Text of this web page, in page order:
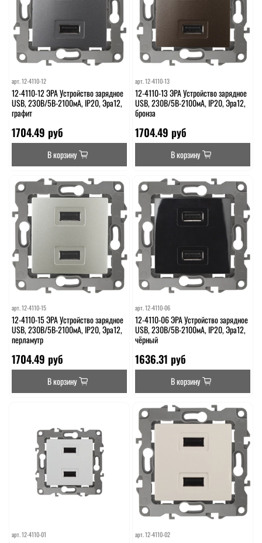
арт.12-4110-12
12-4110-12 ЭРА Устройство зарядное
USB, 230В/5В-2100мА, IP20, Эра12,
графит
1704.49 руб
В корзину
арт. 12-4110-13
12-4110-13 ЭРА Устройство зарядное
USB, 230В/5В-2100мА, IP20, Эра12,
бронза
1704.49 руб
В корзину
арт.12-4110-15
12-4110-15 ЭРА Устройство зарядное
USB, 230В/5В-2100мА, IP20, Эра12,
перламутр
1704.49 руб
В корзину
арт. 12-4110-06
12-4110-06 ЭРА Устройство зарядное
USB, 230В/5В-2100мА, IP20, Эра12,
чёрный
1636.31 руб
В корзину
арт.12-4110-01 арт.12-4110-02